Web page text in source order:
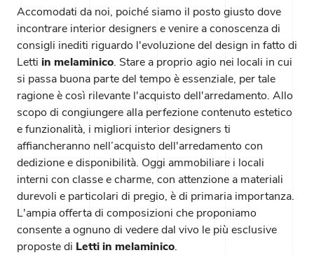
Accomodati da noi, poiché siamo il posto giusto dove
incontrare interior designers e venire a conoscenza di
consigli inediti riguardo l'evoluzione del design in fatto di
Letti in melaminico. Stare a proprio agio nei locali in cui
si passa buona parte del tempo è essenziale, per tale
ragione è così rilevante l'acquisto dell'arredamento. Allo
scopo di congiungere alla perfezione contenuto estetico
e funzionalità, i migliori interior designers ti
affiancheranno nell’acquisto dell'arredamento con
dedizione e disponibilità. Oggi ammobiliare i locali
interni con classe e charme, con attenzione a materiali
durevoli e particolari di pregio, è di primaria importanza.
L'ampia offerta di composizioni che proponiamo
consente a ognuno di vedere dal vivo le più esclusive
proposte di Lettiin melaminico.